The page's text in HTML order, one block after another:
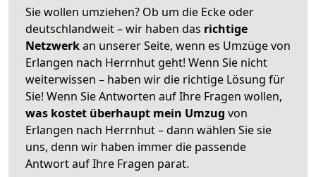
Sie wollen umziehen? Ob um die Ecke oder
deutschlandweit – wir haben das richtige
Netzwerkan unserer Seite, wenn es Umzüge von
Erlangen nach Herrnhut geht! Wenn Sie nicht
weiterwissen – haben wir die richtige Lösung für
Sie! Wenn Sie Antworten auf Ihre Fragen wollen,
was kostet überhaupt mein Umzug von
Erlangen nach Herrnhut – dann wählen Sie sie
uns, denn wir haben immer die passende
Antwort auf Ihre Fragen parat.